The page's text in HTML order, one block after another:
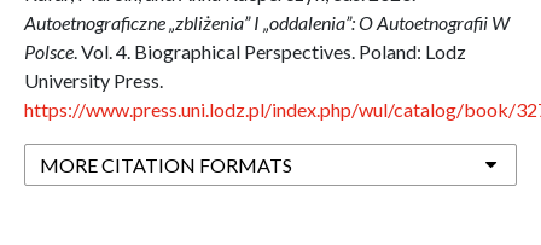
Autoetnograficzne „zbliżenia” I „oddalenia”: O Autoetnografii W
Polsce. Vol. 4. Biographical Perspectives. Poland: Lodz
University Press.
https://www.press.uni.lodz.pl/index.php/wul/catalog/book/
MORE CITATION FORMATS